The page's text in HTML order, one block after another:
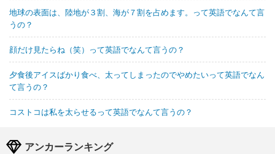
地球の表面は、陸地が３割、海が７割を占めます。って英語でなんて言
うの？
顔だけ見たらね（笑）って英語でなんて言うの？
夕食後アイスばかり食べ、太ってしまったのでやめたいって英語でなん
て言うの？
コストコは私を太らせるって英語でなんて言うの？
アンカーランキング